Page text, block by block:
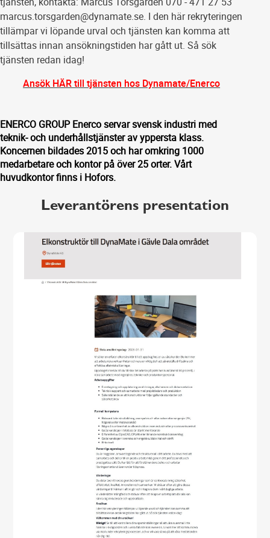
marcus.torsgarden@dynamate.se. I den här rekryteringen
tillämpar vi löpande urval och tjänsten kan komma att
tillsättas innan ansökningstiden har gått ut. Så sök
tjänsten redan idag!
Ansök HÄR till tjänsten hos Dynamate/Enerco
ENERCO GROUP Enerco servar svensk industri med
teknik- och underhållstjänster av yppersta klass.
Koncernen bildades 2015 och har omkring 1000
medarbetare och kontor på över 25 orter. Vårt
huvudkontor finns i Hofors.
Leverantörens presentation